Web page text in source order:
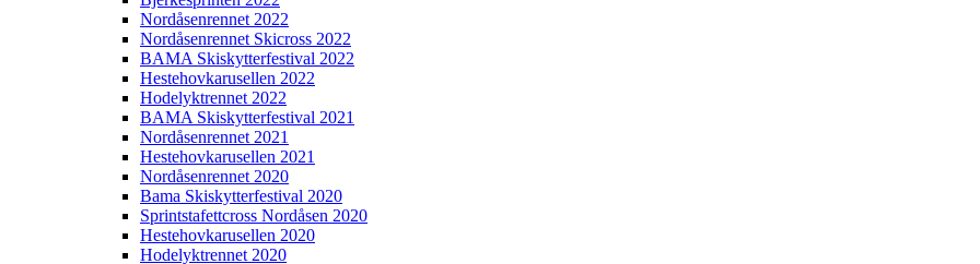
Nordåsenrennet 2022
Nordåsenrennet Skicross 2022
BAMA Skiskytterfestival 2022
Hestehovkarusellen 2022
Hodelyktrennet 2022
BAMA Skiskytterfestival 2021
Nordåsenrennet 2021
Hestehovkarusellen 2021
Nordåsenrennet 2020
Bama Skiskytterfestival 2020
Sprintstafettcross Nordåsen 2020
Hestehovkarusellen 2020
Hodelyktrennet 2020